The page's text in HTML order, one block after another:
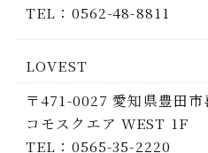
TEL：0562-48-8811
LOVEST
〒471-0027 愛知県豊田
コモスクエア WEST 1F
TEL：0565-35-2220